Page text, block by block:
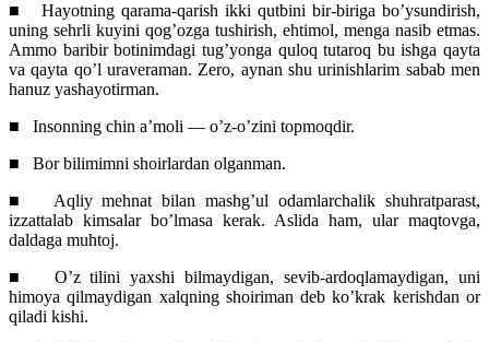
■ Hayotning qarama-qarish ikki qutbini bir-biriga bo’ysundirish,
uning sehrli kuyini qog’ozga tushirish, ehtimol, menga nasib etmas.
Ammo baribir botinimdagi tug’yonga quloq tutaroq bu ishga qayta
va qayta qo’l uraveraman. Zero, aynan shu urinishlarim sabab men
hanuz yashayotirman.
■ Insonning chin a’moli — o’z-o’zini topmoqdir.
■ Bor bilimimni shoirlardan olganman.
■ Aqliy mehnat bilan mashg’ul odamlarchalik shuhratparast,
izzattalab kimsalar bo’lmasa kerak. Aslida ham, ular maqtovga,
daldaga muhtoj.
■ O’z tilini yaxshi bilmaydigan, sevib-ardoqlamaydigan, uni
himoya qilmaydigan xalqning shoiriman deb ko’krak kerishdan or
qiladi kishi.